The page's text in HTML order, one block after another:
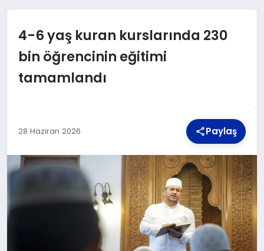
DÜNYA
EKONOMI
TEKNOLOJI
MAGAZIN
YAŞAM
4-6 yaş kuran kurslarında 230
bin öğrencinin eğitimi
tamamlandı
28 Haziran 2026 Paylaş